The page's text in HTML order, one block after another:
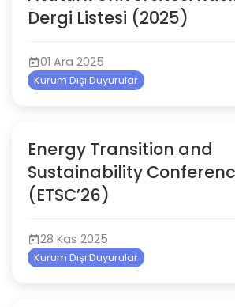
Dergi Listesi (2025)
01 Ara 2025
Kurum Dışı Duyurular
Energy Transition and
Sustainability
(ETSC’26)
28 Kas 2025
Kurum Dışı Duyurular